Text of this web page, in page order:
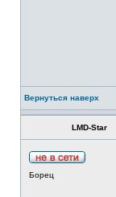
Вернуться наверх
LMD-Star
Борец